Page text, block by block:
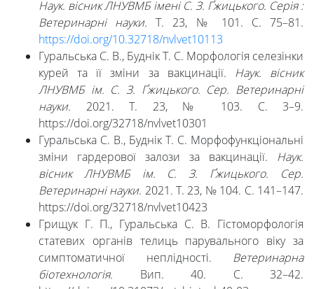
Наук. вісник ЛНУВМБ імені С. З. Ґжицького. Серія :
Ветеринарні науки. Т. 23, № 101. С. 75–81.
https://doi.org/10.32718/nvlvet10113
Гуральська С. В., Буднік Т. С. Морфологія селезінки
курей та її зміни за вакцинації. Наук. вісник
ЛНУВМБ ім. С. З. Ґжицького. Сер. Ветеринарні
науки. 2021. Т. 23, № 103. С. 3–9.
https://doi.org/32718/nvlvet10301
Гуральська С. В., Буднік Т. С. Морфофункціональні
зміни гардерової залози за вакцинації. Наук.
вісник ЛНУВМБ ім. С. З. Ґжицького. Сер.
Ветеринарні науки. 2021. Т. 23, № 104. С. 141–147.
https://doi.org/32718/nvlvet10423
Грищук Г. П., Гуральська С. В. Гістоморфологія
статевих органів телиць парувального віку за
симптоматичної неплідності. Ветеринарна
біотехнологія. Вип. 40. С. 32–42.